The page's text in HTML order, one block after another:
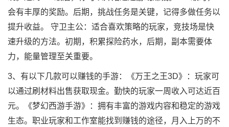
会有丰厚的奖励。后期，挑战任务是关键，记得多做任务以
提升收益。 守卫主公：适合喜欢策略的玩家，竞技场是快
速升级的方法。初期，积累探险药水，后期，副本需要体
力，能量管理至关重要。
3、有以下几款可以赚钱的手游：《万王之王3D》：玩家可
以通过刷材料出售获取现金。勤快的玩家一周收入可达近百
元。《梦幻西游手游》：拥有丰富的游戏内容和稳定的游戏
生态。职业玩家和工作室能找到赚钱的途径，月入上万的不